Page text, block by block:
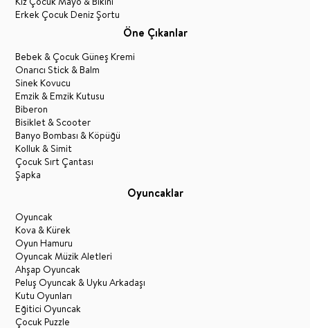
Erkek Çocuk Deniz Şortu
Öne Çıkanlar
Bebek & Çocuk Güneş Kremi
Onarıcı Stick & Balm
Sinek Kovucu
Emzik & Emzik Kutusu
Biberon
Bisiklet & Scooter
Banyo Bombası & Köpüğü
Kolluk & Simit
Çocuk Sırt Çantası
Şapka
Oyuncaklar
Oyuncak
Kova & Kürek
Oyun Hamuru
Oyuncak Müzik Aletleri
Ahşap Oyuncak
Peluş Oyuncak & Uyku Arkadaşı
Kutu Oyunları
Eğitici Oyuncak
Çocuk Puzzle